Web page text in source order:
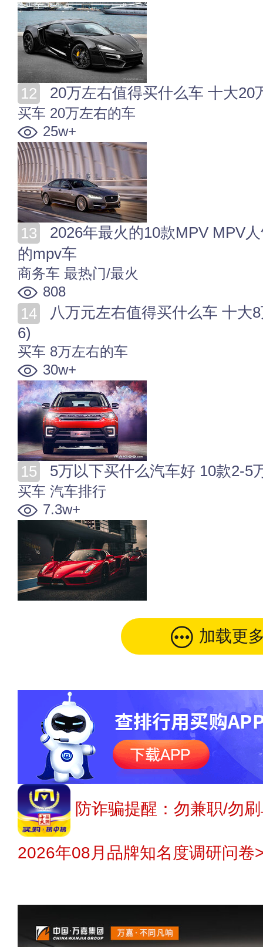
20万左右值得买什么车 十大20
买车 20万左右的车
25w+
的mpv车
商务车 最热门/最火
808
6)
买车 8万左右的车
30w+
5万以下买什么汽车好 10款2-5
买车 汽车排行
7.3w+
加载更
防诈骗提醒：勿兼职/勿
2026年08月品牌知名度调研问卷